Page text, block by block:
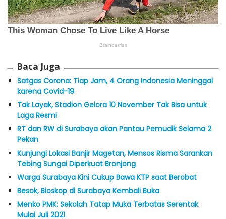
Baca Juga
Satgas Corona: Tiap Jam, 4 Orang Indonesia Meninggal
karena Covid-19
Tak Layak, Stadion Gelora 10 November Tak Bisa untuk
Laga Resmi
RT dan RW di Surabaya akan Pantau Pemudik Selama 2
Pekan
Kunjungi Lokasi Banjir Magetan, Mensos Risma Sarankan
Tebing Sungai Diperkuat Bronjong
Warga Surabaya Kini Cukup Bawa KTP saat Berobat
Besok, Bioskop di Surabaya Kembali Buka
Menko PMK: Sekolah Tatap Muka Terbatas Serentak
Mulai Juli 2021